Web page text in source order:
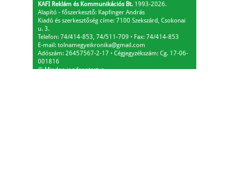
KAFI Reklám és Kommunikációs Bt. 1993-2026.
Alapító - főszerkesztő: Kapfinger András
Kiadó és szerkesztőség címe: 7100 Szekszárd, Csokonai
u. 3.
Telefon: 74/414-853, 74/511-709 ⋅ Fax: 74/414-853
E-mail: tolnamegyeikronika@gmail.com
Adószám: 26457567-2-17 ⋅ Cégjegyzékszám: Cg. 17-06-
001816
© Minden jog fenntartva.